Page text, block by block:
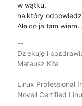
w wątku,
na który
Ale co ja tam
--
Dziękuję i
Mateusz Kita
Linux Professional
Novell Certified